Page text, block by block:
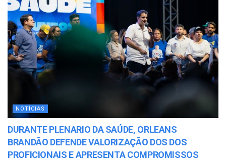
NOTÍCIAS
DURANTE PLENARIO DA SAÚDE, ORLEANS
BRANDÃO DEFENDE VALORIZAÇÃO DOS DOS
PROFICIONAIS E APRESENTA COMPROMISSOS